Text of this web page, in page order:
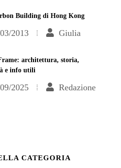
Building di Hong Kong
2013 Giulia
architettura, storia,
e info utili
2025 Redazione
CATEGORIA